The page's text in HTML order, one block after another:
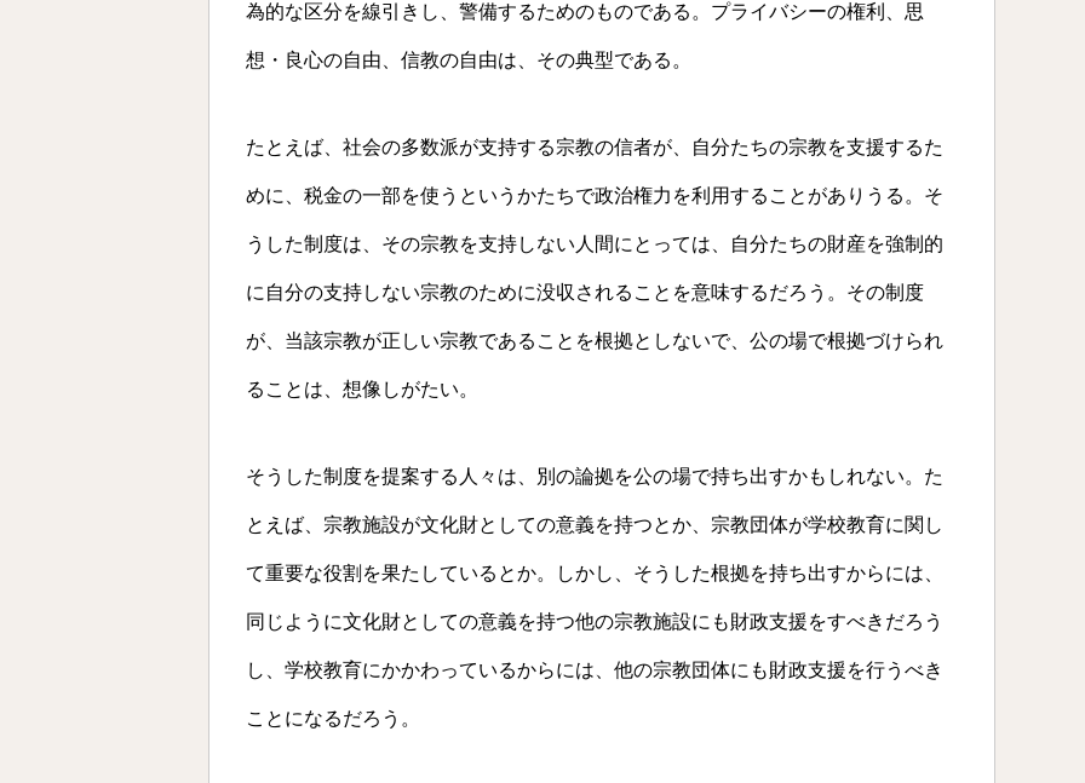
為的な区分を線引きし、警備するためのものである。プライバシーの権利、思
想・良心の自由、信教の自由は、その典型である。
たとえば、社会の多数派が支持する宗教の信者が、自分たちの宗教を支援するた
めに、税金の一部を使うというかたちで政治権力を利用することがありうる。そ
うした制度は、その宗教を支持しない人間にとっては、自分たちの財産を強制的
に自分の支持しない宗教のために没収されることを意味するだろう。その制度
が、当該宗教が正しい宗教であることを根拠としないで、公の場で根拠づけられ
ることは、想像しがたい。
そうした制度を提案する人々は、別の論拠を公の場で持ち出すかもしれない。た
とえば、宗教施設が文化財としての意義を持つとか、宗教団体が学校教育に関し
て重要な役割を果たしているとか。しかし、そうした根拠を持ち出すからには、
同じように文化財としての意義を持つ他の宗教施設にも財政支援をすべきだろう
し、学校教育にかかわっているからには、他の宗教団体にも財政支援を行うべき
ことになるだろう。